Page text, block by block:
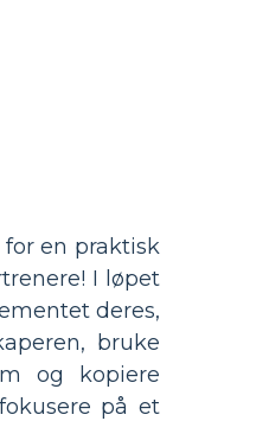
en praktisk
I løpet
deres,
bruke
og kopiere
på et